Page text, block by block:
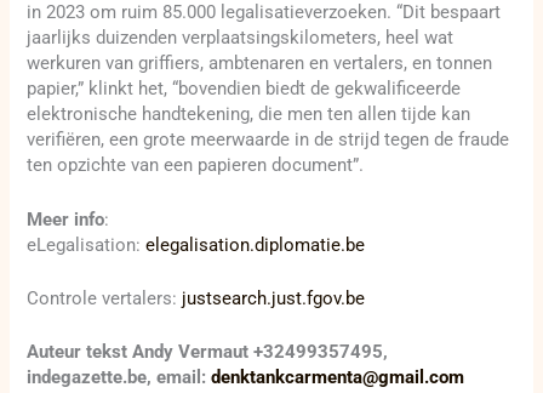
in 2023 om ruim 85.000 legalisatieverzoeken. “Dit bespaart
jaarlijks duizenden verplaatsingskilometers, heel wat
werkuren van griffiers, ambtenaren en vertalers, en tonnen
papier,” klinkt het, “bovendien biedt de gekwalificeerde
elektronische handtekening, die men ten allen tijde kan
verifiëren, een grote meerwaarde in de strijd tegen de fraude
ten opzichte van een papieren document”.
Meer info:
eLegalisation:elegalisation.diplomatie.be
Controle vertalers: justsearch.just.fgov.be
Auteur tekst Andy Vermaut +32499357495,
indegazette.be, email:denktankcarmenta@gmail.com